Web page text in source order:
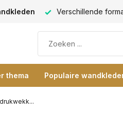
passende maat Vele blije
thema Populaire